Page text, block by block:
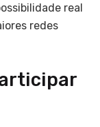
real
redes